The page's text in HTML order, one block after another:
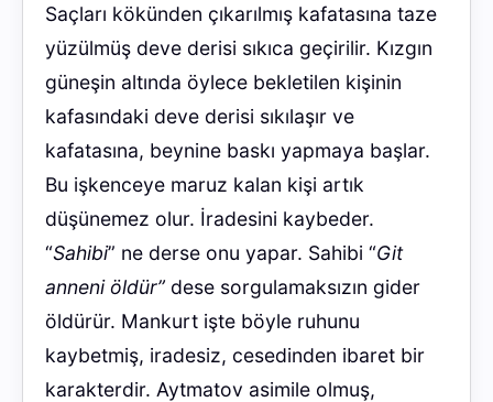
Saçları kökünden çıkarılmış kafatasına taze
yüzülmüş deve derisi sıkıca geçirilir. Kızgın
güneşin altında öylece bekletilen kişinin
kafasındaki deve derisi sıkılaşır ve
kafatasına, beynine baskı yapmaya başlar.
Bu işkenceye maruz kalan kişi artık
düşünemez olur. İradesini kaybeder.
“Sahibi” ne derse onu yapar. Sahibi “Git
anneni öldür” dese sorgulamaksızın gider
öldürür. Mankurt işte böyle ruhunu
kaybetmiş, iradesiz, cesedinden ibaret bir
karakterdir. Aytmatov asimile olmuş,